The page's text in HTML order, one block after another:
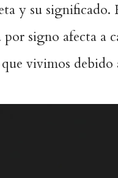
y su
signo afecta a
vivimos debido